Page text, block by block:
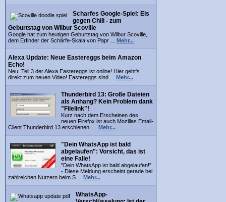
Scharfes Google-Spiel: Eis
gegen Chili - zum
Geburtstag von Wilbur Scoville
Google hat zum heutigen Geburtstag von Wilbur Scoville,
dem Erfinder der Schärfe-Skala von Papr ... Mehr...
Alexa Update: Neue Eastereggs beim Amazon
Echo!
Neu: Teil 3 der Alexa Eastereggs ist online! Hier geht's
direkt zum neuen Video! Eastereggs sind ... Mehr...
Thunderbird 13: Große Dateien
als Anhang? Kein Problem dank
"Filelink"!
Kurz nach dem Erscheinen des
neuen Firefox ist auch Mozillas Email-
Client Thunderbird 13 erschienen. ... Mehr...
"Dein WhatsApp ist bald
abgelaufen": Vorsicht, das ist
eine Falle!
"Dein WhatsApp ist bald abgelaufen!"
- Diese Meldung erscheint gerade bei
zahlreichen Nutzern beim S ... Mehr...
WhatsApp-